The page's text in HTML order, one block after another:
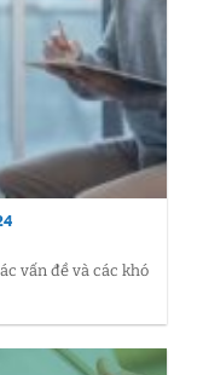
vấn đề và các khó